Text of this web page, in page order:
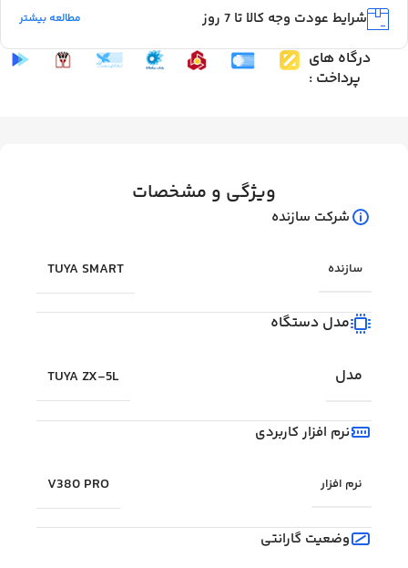
شرایط عودت وجه کالا تا 7 روز مطالعه بیشتر
درگاه های
پرداخت :
ویژگی و مشخصات
شرکت سازنده
سازنده TUYA SMART
مدل دستگاه
مدل TUYA ZX-5L
نرم افزار کاربردی
نرم افزار V380 PRO
وضعیت گارانتی